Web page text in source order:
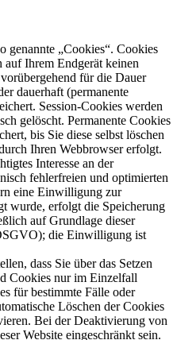
genannte „Cookies“. Cookies
Ihrem Endgerät keinen
für die Dauer
dauerhaft (permanente
Session-Cookies werden
gelöscht. Permanente Cookies
bis Sie diese selbst löschen
Ihren Webbrowser erfolgt.
Interesse an der
fehlerfreien und optimierten
eine Einwilligung zur
wurde, erfolgt die Speicherung
auf Grundlage dieser
die Einwilligung ist
dass Sie über das Setzen
Cookies nur im Einzelfall
für bestimmte Fälle oder
Löschen der Cookies
Bei der Deaktivierung von
Website eingeschränkt sein.